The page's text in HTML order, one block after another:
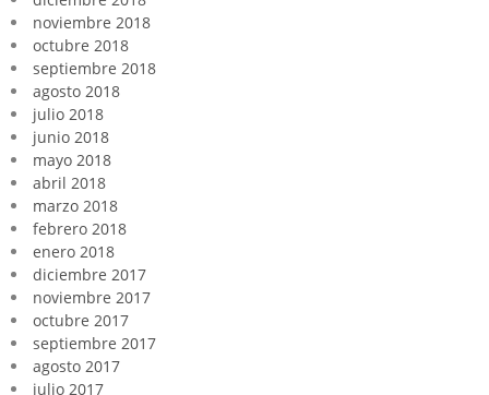
noviembre 2018
octubre 2018
septiembre 2018
agosto 2018
julio 2018
junio 2018
mayo 2018
abril 2018
marzo 2018
febrero 2018
enero 2018
diciembre 2017
noviembre 2017
octubre 2017
septiembre 2017
agosto 2017
julio 2017